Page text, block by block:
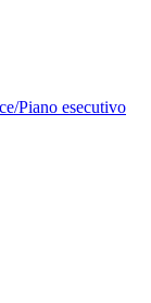
Piano esecutivo